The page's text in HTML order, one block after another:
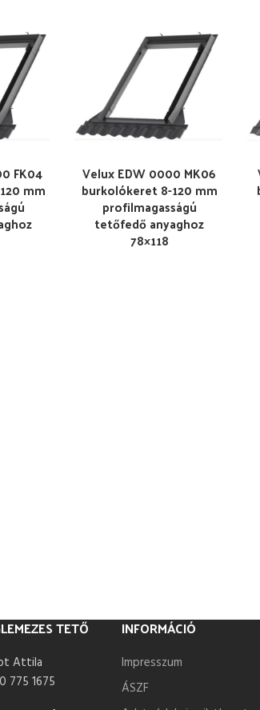
FK04
mm
Velux EDW 0000 MK06
burkolókeret 8-120 mm
profilmagasságú
tetőfedő anyaghoz
78×118
TETŐ
Attila
775 1675
INFORMÁCIÓ
Impresszum
ÁSZF